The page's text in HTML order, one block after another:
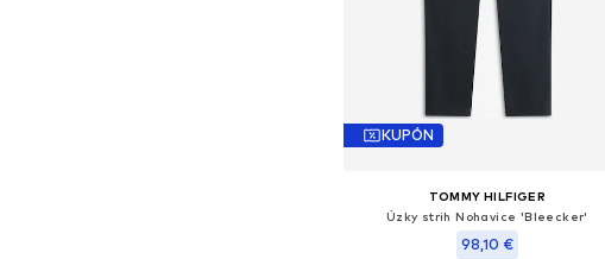
KUPÓN
TOMMY HILFIGER
Úzky strih Nohavice 'Bleecker'
98,10 €